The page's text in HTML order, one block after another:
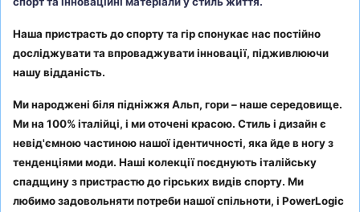
Наша пристрасть до спорту та гір спонукає нас постійно
досліджувати та впроваджувати інновації, підживлюючи
нашу відданість.
Ми народжені біля підніжжя Альп, гори – наше середовище.
Ми на 100% італійці, і ми оточені красою. Стиль і дизайн є
невід'ємною частиною нашої ідентичності, яка йде в ногу з
тенденціями моди. Наші колекції поєднують італійську
спадщину з пристрастю до гірських видів спорту. Ми
любимо задовольняти потреби нашої спільноти, і PowerLogic